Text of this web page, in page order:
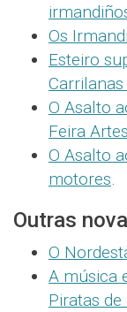
Os
Esteiro
O Asalto
Feira
O Asalto
motores.
Outras
O
A música
Piratas de